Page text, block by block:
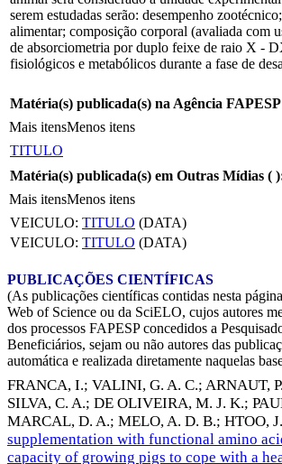
serem estudadas serão: desempenho
alimentar; composição corporal (avaliada com
de absorciometria por duplo feixe de raio X -
fisiológicos e metabólicos durante a fase de
Matéria(s) publicada(s) na Agência
Mais itensMenos itens
TITULO
Matéria(s) publicada(s) em Outras Mídias (
Mais itensMenos itens
VEICULO: TITULO (DATA)
VEICULO: TITULO (DATA)
PUBLICAÇÕES CIENTÍFICAS
(As publicações científicas contidas nesta
Web of Science ou da SciELO, cujos autores
dos processos FAPESP concedidos a
Beneficiários, sejam ou não autores das
automática e realizada diretamente naquelas
FRANCA, I.; VALINI, G. A. C.; ARNAUT,
SILVA, C. A.; DE OLIVEIRA, M. J. K.;
MARCAL, D. A.; MELO, A. D. B.; HTOO,
supplementation with functional amino
capacity of growing pigs to cope with a